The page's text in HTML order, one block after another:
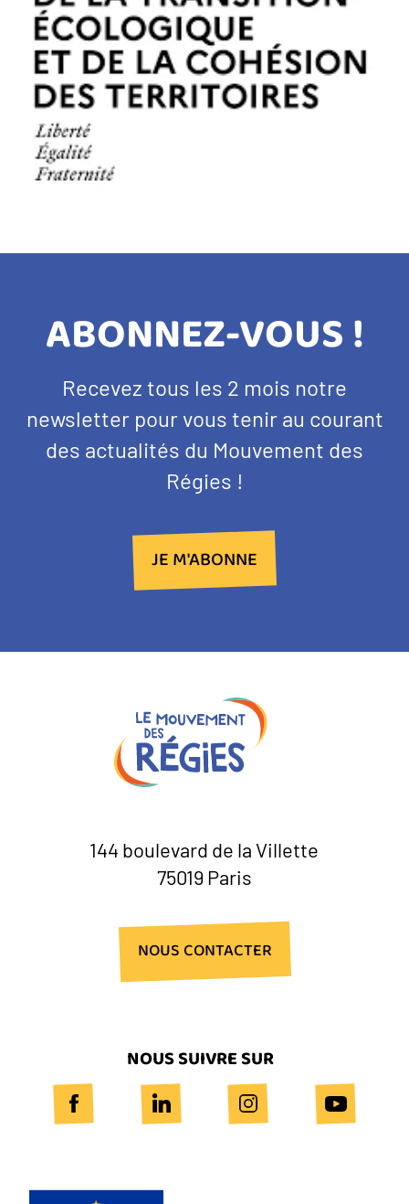
TITRE
BANDEAU
NEWSLETTER
ABONNEZ-VOUS !
Texte
d'introduction
Recevez tous les 2 mois notre
newsletter pour vous tenir au courant
des actualités du Mouvement des
Régies !
JE M'ABONNE
NOUS CONTACTER
144 boulevard de la Villette
75019 Paris
NOUS SUIVRE SUR
Logo